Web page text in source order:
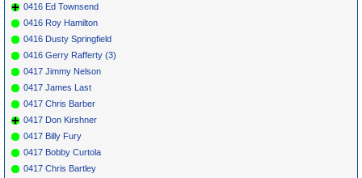
0416 Ed Townsend
0416 Roy Hamilton
0416 Dusty Springfield
0416 Gerry Rafferty (3)
0417 Jimmy Nelson
0417 James Last
0417 Chris Barber
0417 Don Kirshner
0417 Billy Fury
0417 Bobby Curtola
0417 Chris Bartley